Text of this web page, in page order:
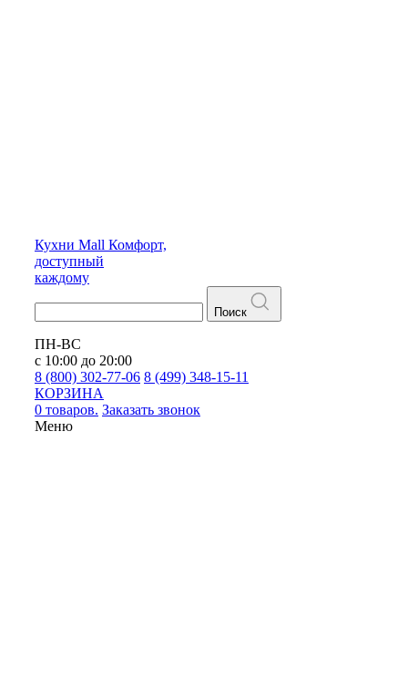
Кухни Mall Комфорт,
доступный
каждому
Поиск
ПН-ВС
с 10:00 до 20:00
8 (800) 302-77-06 8 (499) 348-15-11
КОРЗИНА
0 товаров. Заказать звонок
Меню